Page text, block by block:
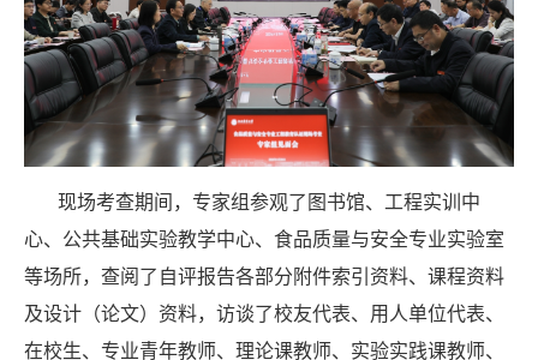
现场考查期间，专家组参观了图书馆、工程实训中
心、公共基础实验教学中心、食品质量与安全专业实验室
等场所，查阅了自评报告各部分附件索引资料、课程资料
及设计（论文）资料，访谈了校友代表、用人单位代表、
在校生、专业青年教师、理论课教师、实验实践课教师、